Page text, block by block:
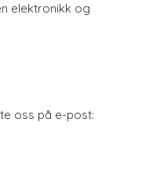
elektronikk og
oss på e-post: